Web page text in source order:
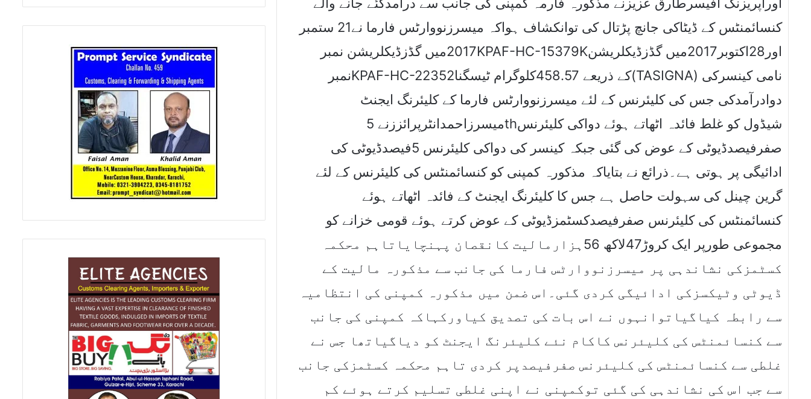
کنسائمنٹس کے ڈیٹاکی جانچ پڑتال کی توانکشاف ہواکہ میسرزنووارٹس فارما نے21 ستمبر
2017میں گڈزڈیکلریشن نمبرKPAF-HC-15379Kاور28اکتوبر2017میں گڈزڈیکلریشن
نمبرKPAF-HC-22352کے ذریعے 458.57کلوگرام ٹیسگنا(TASIGNA) نامی کینسرکی
دوادرآمدکی جس کی کلیئرنس کے لئے میسرزنووارٹس فارما کے کلیئرنگ ایجنٹ
میسرزاحمدانٹرپرائززنے 5thشیڈول کو غلط فائدہ اٹھاتے ہوئے دواکی کلیئرنس
صفرفیصدڈیوٹی کے عوض کی گئی جبکہ کینسر کی دواکی کلیئرنس 5فیصدڈیوٹی کی
ادائیگی پر ہوتی ہے۔ذرائع نے بتایاکہ مذکورہ کمپنی کو کنسائمنٹس کی کلیئرنس کے لئے
گرین چینل کی سہولت حاصل ہے جس کا کلیئرنگ ایجنٹ کے فائدہ اٹھاتے ہوئے
کنسائمنٹس کی کلیئرنس صفرفیصدکسٹمزڈیوٹی کے عوض کرتے ہوئے قومی خزانے کو
مجموعی طورپر ایک کروڑ47لاکھ 56ہزارمالیت کانقصان پہنچایاتاہم محکمہ
کسٹمزکی نشاندہی پر میسرزنووارٹس فارما کی جانب سے مذکورہ مالیت کے
ڈیوٹی وٹیکسزکی ادائیگی کردی گئی۔اس ضمن میں مذکورہ کمپنی کی انتظامیہ
سے رابطہ کیاگیاتوانہوں نے اس بات کی تصدیق کیاورکہاکہ کمپنی کی جانب
سے کنسائمنٹس کی کلیئرنس کاکام نئے کلیئرنگ ایجنٹ کو دیاگیاتھا جس نے
غلطی سے کنسائمنٹس کی کلیئرنس صفرفیصدپر کردی تاہم محکمہ کسٹمزکی جانب
سے جب اس کی نشاندہی کی گئی توکمپنی نے اپنی غلطی تسلیم کرتے ہوئے کم